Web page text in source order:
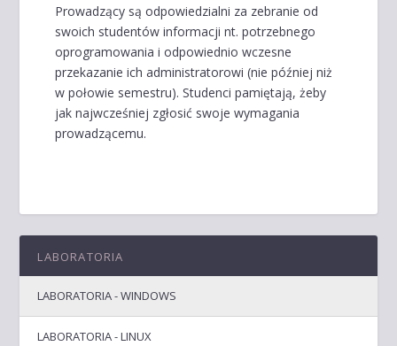
Prowadzący są odpowiedzialni za zebranie od
swoich studentów informacji nt. potrzebnego
oprogramowania i odpowiednio wczesne
przekazanie ich administratorowi (nie później niż
w połowie semestru). Studenci pamiętają, żeby
jak najwcześniej zgłosić swoje wymagania
prowadzącemu.
LABORATORIA
LABORATORIA - WINDOWS
LABORATORIA - LINUX